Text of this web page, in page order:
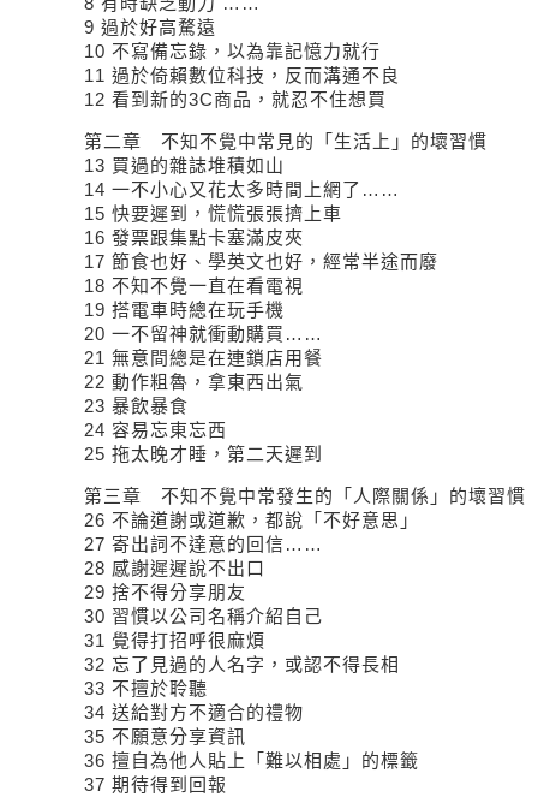
9 過於好高騖遠
10 不寫備忘錄，以為靠記憶力
11 過於倚賴數位科技，反而溝通
12 看到新的3C商品，就
第二章 不知不覺中常見的「生活上」的壞習慣
13 買過的雜誌堆積如
14 一不小心又花太多時間上網
15 快要遲到，慌慌張
16 發票跟集點卡塞滿皮
17 節食也好、學英文也好，經常半
18 不知不覺一直在看電
19 搭電車時總在玩手
20 一不留神就衝動購買
21 無意間總是在連鎖店用
22 動作粗魯，拿東西出
23 暴飲暴食
24 容易忘東忘西
25 拖太晚才睡，第二天遲到
第三章 不知不覺中常發生的「人際關係」的壞習慣
26 不論道謝或道歉，都說「不好意
27 寄出詞不達意的回信
28 感謝遲遲說不出口
29 捨不得分享朋友
30 習慣以公司名稱介紹自
31 覺得打招呼很麻煩
32 忘了見過的人名字，或認不得
33 不擅於聆聽
34 送給對方不適合的禮
35 不願意分享資訊
36 擅自為他人貼上「難以相處」的
37 期待得到回報